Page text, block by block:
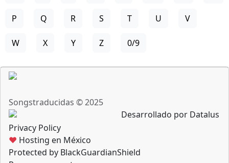
P Q R S T U V
W X Y Z 0/9
Songstraducidas © 2025
Desarrollado por Datalus
Privacy Policy
♥ Hosting en México
Protected by BlackGuardianShield